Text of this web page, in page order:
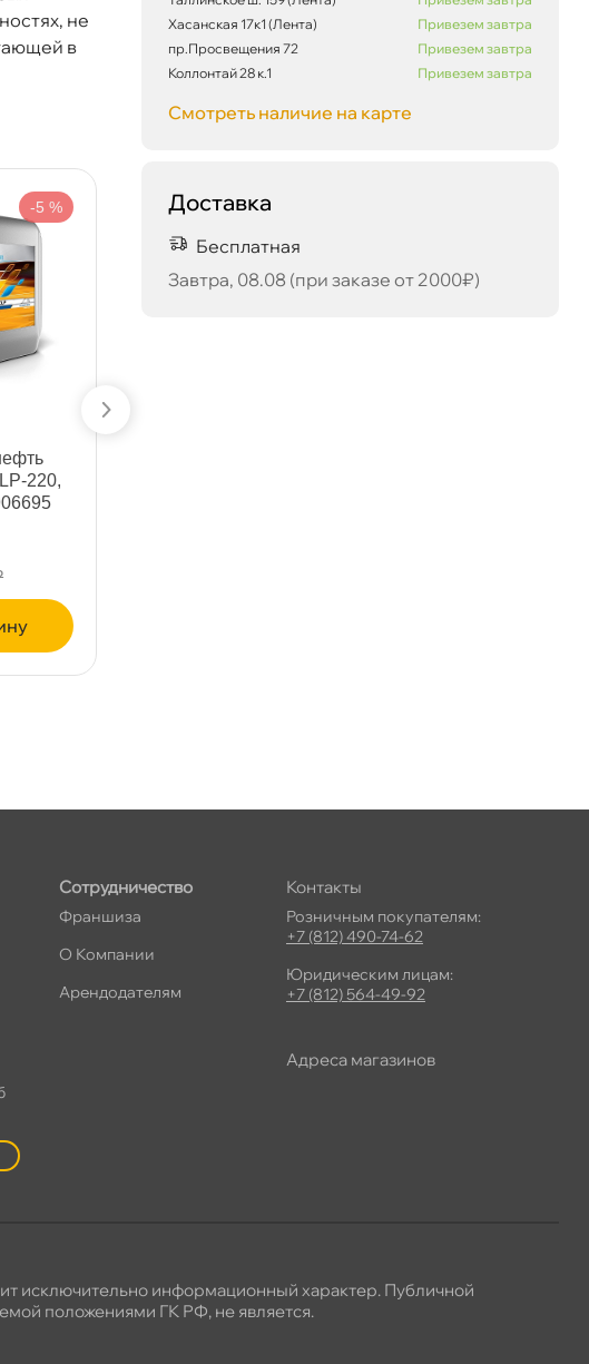
не
-5 %
220,
Хасанская 17к1 (Лента)
Привезем завтра
пр.Просвещения 72
Привезем завтра
Коллонтай 28 к.1
Привезем завтра
Смотреть наличие на карте
Доставка
Бесплатная
Завтра, 08.08 (при заказе от 2000₽)
Сотрудничество
Франшиза
О Компании
Арендодателям
Контакты
Розничным покупателям:
+7 (812) 490-74-62
Юридическим лицам:
+7 (812) 564-49-92
Адреса магазино
исключительно информационный характер. Публичной
положениями ГК РФ, не является.